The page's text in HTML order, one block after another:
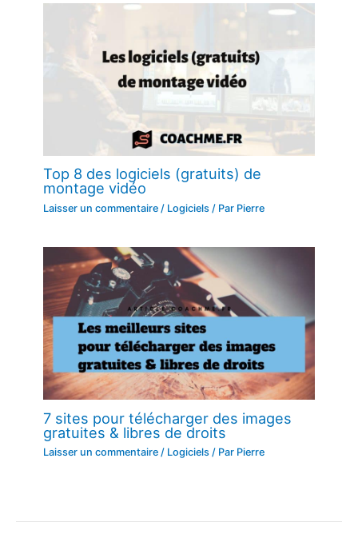
Top 8 des logiciels (gratuits) de
montage vidéo
Laisser un commentaire / Logiciels / Par Pierre
7 sites pour télécharger des images
gratuites & libres de droits
Laisser un commentaire / Logiciels / Par Pierre